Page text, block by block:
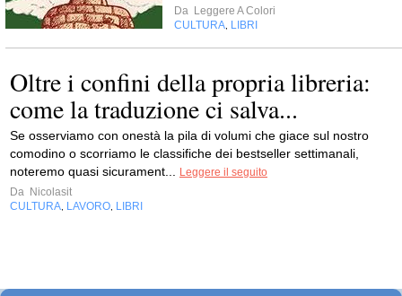
Da Leggere A Colori
CULTURA LIBRI
Oltre i confini della propria libreria:
come la traduzione ci salva...
Se osserviamo con onestà la pila di volumi che giace sul nostro
comodino o scorriamo le classifiche dei bestseller settimanali,
noteremo quasi sicurament...
Leggere il seguito
Da Nicolasit
CULTURA LAVORO LIBRI